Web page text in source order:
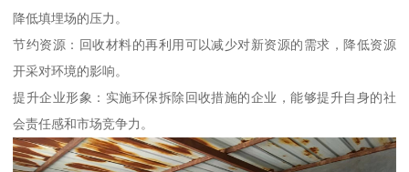
降低填埋场的压力。
节约资源：回收材料的再利用可以减少对新资源的需求，降低资源
开采对环境的影响。
提升企业形象：实施环保拆除回收措施的企业，能够提升自身的社
会责任感和市场竞争力。